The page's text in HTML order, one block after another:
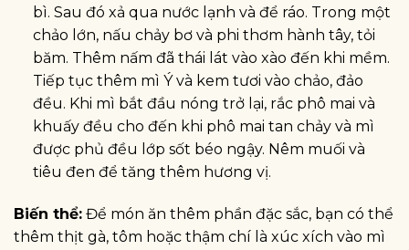
bì. Sau đó xả qua nước lạnh và để ráo. Trong một
chảo lớn, nấu chảy bơ và phi thơm hành tây, tỏi
băm. Thêm nấm đã thái lát vào xào đến khi mềm.
Tiếp tục thêm mì Ý và kem tươi vào chảo, đảo
đều. Khi mì bắt đầu nóng trở lại, rắc phô mai và
khuấy đều cho đến khi phô mai tan chảy và mì
được phủ đều lớp sốt béo ngậy. Nêm muối và
tiêu đen để tăng thêm hương vị.
Biến thể: Để món ăn thêm phần đặc sắc, bạn có thể
thêm thịt gà, tôm hoặc thậm chí là xúc xích vào mì